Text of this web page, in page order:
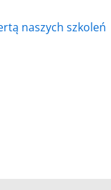
naszych szkoleń